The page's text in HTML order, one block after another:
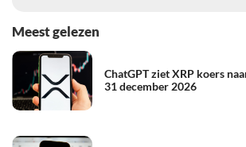
Meest gelezen
ChatGPT ziet XRP koers
31 december 2026